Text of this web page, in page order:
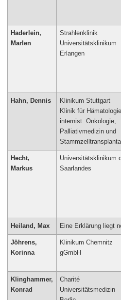
Haderlein,
Marlen
Strahlenklinik
Universitätsklinikum
Erlangen
Hahn, Dennis
Klinikum Stuttgart
Klinik für
internist. Onkologie,
Palliativmedizin und
Hecht,
Markus
Universitätsklinikum
Saarlandes
Heiland, Max Eine Erklärung liegt
Jöhrens,
Korinna
Klinikum Chemnitz
gGmbH
Klinghammer,
Konrad
Charité
Universitätsmedizin